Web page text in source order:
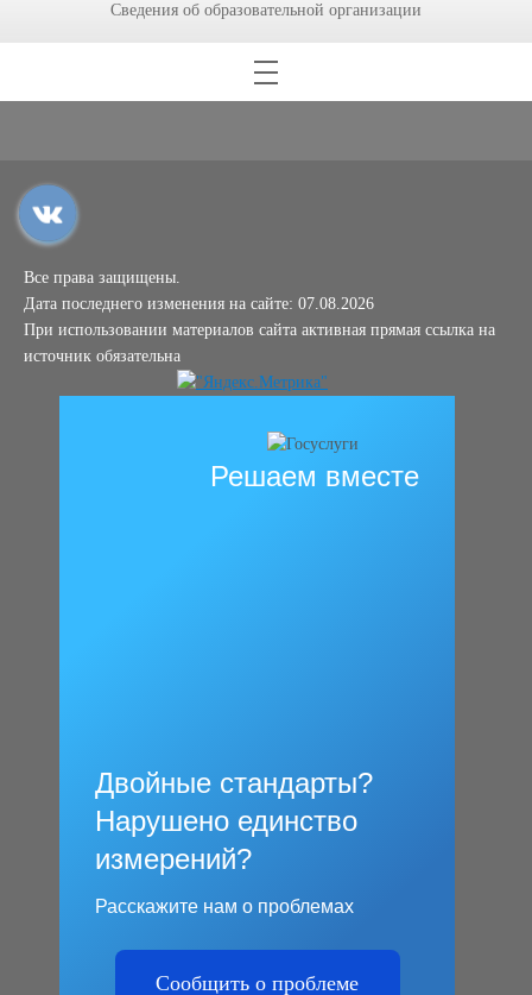
Сведения об образовательной организации
Все права защищены.
Дата последнего изменения на сайте: 07.08.2026
При использовании материалов сайта активная прямая ссылка на
источник обязательна
Решаем вместе
Двойные стандарты?
Нарушено единство
измерений?
Расскажите нам о проблемах
Сообщить о проблеме